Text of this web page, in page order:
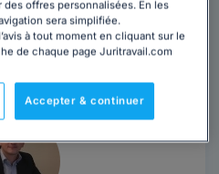
et ancien élève de
j'ai exercé pendant 20
de...Lire la suite
offres personnalisées. En les
sera simplifiée.
à tout moment en cliquant sur le
de chaque page Juritravail.com
Accepter & continuer